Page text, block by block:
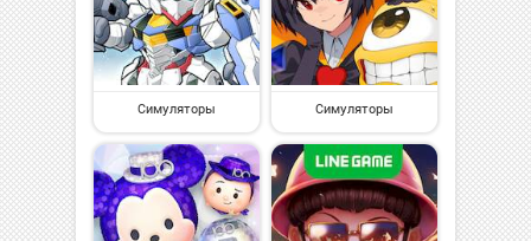
Симуляторы Симуляторы